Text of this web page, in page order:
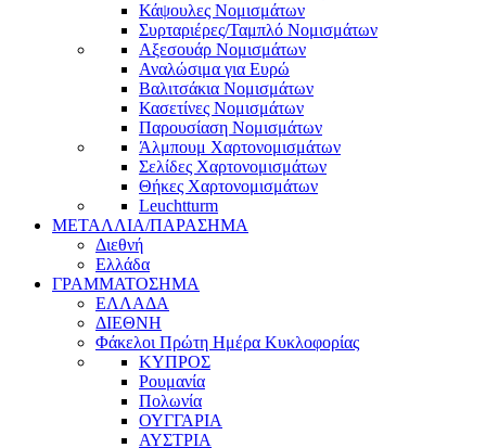
Κάψουλες Νομισμάτων
Συρταριέρες/Ταμπλό Νομισμάτων
Αξεσουάρ Νομισμάτων
Αναλώσιμα για Ευρώ
Βαλιτσάκια Νομισμάτων
Κασετίνες Νομισμάτων
Παρουσίαση Νομισμάτων
Άλμπουμ Χαρτονομισμάτων
Σελίδες Χαρτονομισμάτων
Θήκες Χαρτονομισμάτων
Leuchtturm
ΜΕΤΑΛΛΙΑ/ΠΑΡΑΣΗΜΑ
Διεθνή
Ελλάδα
ΓΡΑΜΜΑΤΟΣΗΜΑ
ΕΛΛΑΔΑ
ΔΙΕΘΝΗ
Φάκελοι Πρώτη Ημέρα Κυκλοφορίας
ΚΥΠΡΟΣ
Ρουμανία
Πολωνία
ΟΥΓΓΑΡΙΑ
ΑΥΣΤΡΙΑ